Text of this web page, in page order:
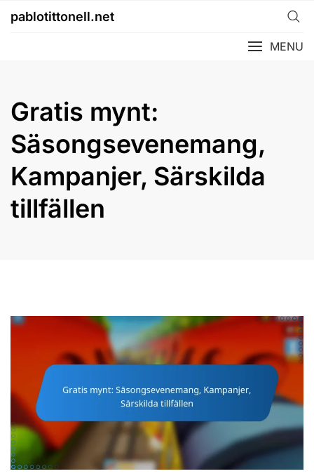
pablotittonell.net
MENU
Gratis mynt:
Säsongsevenemang,
Kampanjer, Särskilda
tillfällen